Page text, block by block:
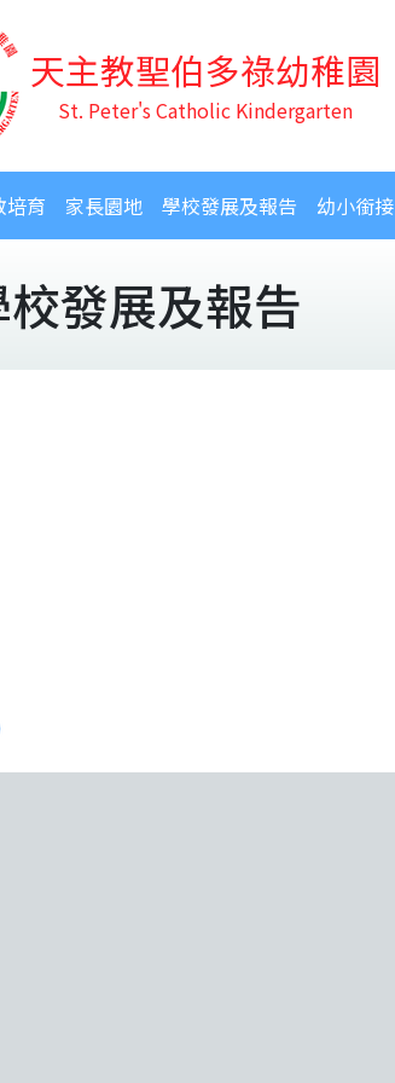
天主教聖伯多祿幼稚園
St. Peter's Catholic Kindergarten
培育 家長園地 學校發展及報告 幼小銜接
發展及報告